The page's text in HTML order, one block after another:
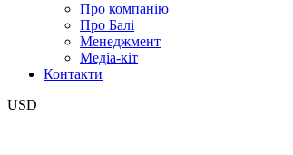
Про компанію
Про Балі
Менеджмент
Медіа-кіт
Контакти
USD